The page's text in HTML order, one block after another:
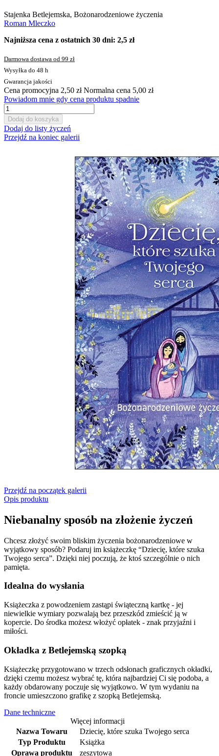
Stajenka Betlejemska, Bożonarodzeniowe życzenia
Roman Mleczko
Najniższa cena z ostatnich 30 dni: 2,5 zł
Darmowa dostawa od 99 zł
Wysyłka do 48 h
Gwarancja jakości
Cena promocyjna 2,50 zł Normalna cena 5,00 zł
Powiadom mnie gdy cena produktu spadnie
Dodaj do koszyka
Dodaj do listy życzeń
Przejdź na koniec galerii
Przejdź na początek galerii
Opis produktu
Niebanalny sposób na złożenie życzeń
Chcesz złożyć swoim bliskim życzenia bożonarodzeniowe w
wyjątkowy sposób? Podaruj im książeczkę “Dziecię, które szuka
Twojego serca”. Dzięki niej poczują, że ktoś szczególnie o nich
pamięta.
Idealna do wysłania
Książeczka z powodzeniem zastąpi świąteczną kartkę - jej
niewielkie wymiary pozwalają bez przeszkód zmieścić ją w
kopercie. Do środka możesz włożyć opłatek - znak przyjaźni i
miłości.
Okładka z Betlejemską szopką
Książeczkę przygotowano w trzech odsłonach graficznych okładki,
dzięki czemu możesz wybrać tę, która najbardziej Ci się podoba, a
każdy obdarowany poczuje się wyjątkowo. W tym wydaniu na
froncie umieszczono grafikę z szopką Betlejemską.
Dane techniczne
Więcej informacji
Nazwa Towaru
Dziecię, które szuka Twojego serca
Typ Produktu
Książka
Oprawa produktu
zeszytowa